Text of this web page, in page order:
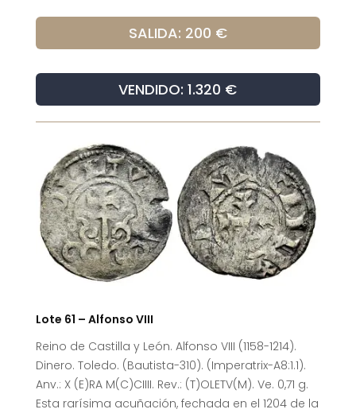
SALIDA: 200 €
VENDIDO: 1.320 €
Lote 61 – Alfonso VIII
Reino de Castilla y León. Alfonso VIII (1158-1214).
Dinero. Toledo. (Bautista-310). (Imperatrix-A8:1.1).
Anv.: X (E)RA M(C)CIIII. Rev.: (T)OLETV(M). Ve. 0,71 g.
Esta rarísima acuñación, fechada en el 1204 de la